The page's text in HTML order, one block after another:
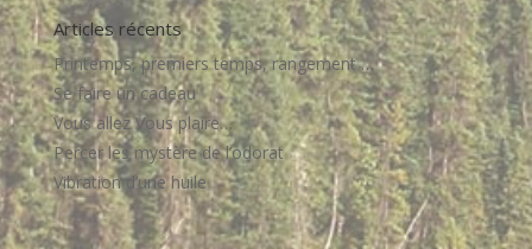
Articles récents
Printemps, premiers temps, rangement …
Se faire un cadeau
Vous allez Vous plaire…
Percer les mystère de l’odorat
Vibration d’une huile